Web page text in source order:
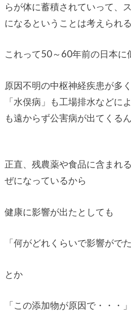
らが体に蓄積されていって、
になるということは考えられる
これって50～60年前の日本に
原因不明の中枢神経疾患が多
「水俣病」も工場排水などに
も遠からず公害病が出てくる
正直、残農薬や食品に含まれ
ぜになっているから
健康に影響が出たとしても
「何がどれくらいで影響がでた
とか
「この添加物が原因で・・・」